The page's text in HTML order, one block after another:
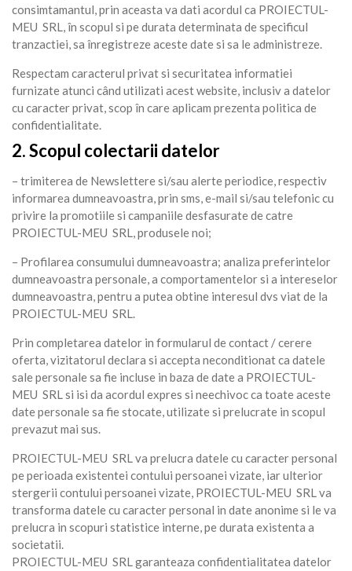
consimtamantul, prin aceasta va dati acordul ca PROIECTUL-
MEU SRL, în scopul si pe durata determinata de specificul
tranzactiei, sa înregistreze aceste date si sa le administreze.
Respectam caracterul privat si securitatea informatiei
furnizate atunci când utilizati acest website, inclusiv a datelor
cu caracter privat, scop în care aplicam prezenta politica de
confidentialitate.
2. Scopul colectarii datelor
– trimiterea de Newslettere si/sau alerte periodice, respectiv
informarea dumneavoastra, prin sms, e-mail si/sau telefonic cu
privire la promotiile si campaniile desfasurate de catre
PROIECTUL-MEU SRL, produsele noi;
– Profilarea consumului dumneavoastra; analiza preferintelor
dumneavoastra personale, a comportamentelor si a intereselor
dumneavoastra, pentru a putea obtine interesul dvs viat de la
PROIECTUL-MEU SRL.
Prin completarea datelor in formularul de contact / cerere
oferta, vizitatorul declara si accepta neconditionat ca datele
sale personale sa fie incluse in baza de date a PROIECTUL-
MEU SRL si isi da acordul expres si neechivoc ca toate aceste
date personale sa fie stocate, utilizate si prelucrate in scopul
prevazut mai sus.
PROIECTUL-MEU SRL va prelucra datele cu caracter personal
pe perioada existentei contului persoanei vizate, iar ulterior
stergerii contului persoanei vizate, PROIECTUL-MEU SRL va
transforma datele cu caracter personal in date anonime si le va
prelucra in scopuri statistice interne, pe durata existenta a
societatii.
PROIECTUL-MEU SRL garanteaza confidentialitatea datelor